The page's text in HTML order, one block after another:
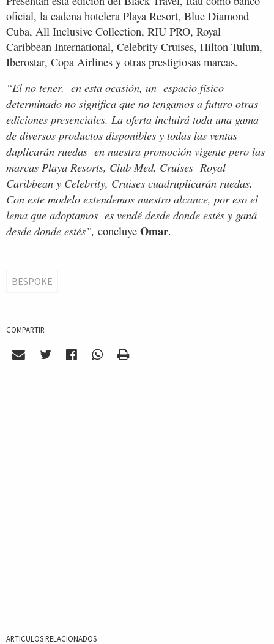
oficial, la cadena hotelera Playa Resort, Blue Diamond
Cuba, All Inclusive Collection, RIU PRO, Royal
Caribbean International, Celebrity Cruises, Hilton Tulum,
Iberostar, Copa Airlines y otras prestigiosas marcas.
“El no tener, en esta ocasión, un espacio físico
determinado no significa que no tengamos a futuro otras
ediciones presenciales. La oferta incluirá toda una gama
de diversos productos disponibles y todas las ventas
duplicarán ruedas en nuestra promoción vigente pero las
marcas Playa Resorts, Club Med, Cruises Royal
Caribbean y Celebrity, Cruises cuadruplicarán ruedas.
Con este modelo extendemos nuestro alcance, por eso el
lema que adoptamos es vendé desde donde estés y ganá
desde donde estés”, concluye Omar.
BESPOKE
COMPARTIR
ARTICULOS RELACIONADOS